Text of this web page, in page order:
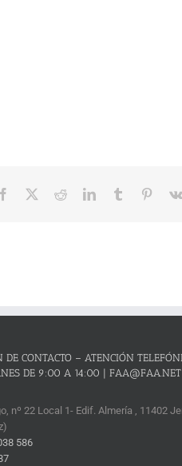
Facebook RedditLinkedInTumblr
DE CONTACTO – ATENCIÓN
DE 9:00 A 14:00 | FAA@FAA.NET
nº 22 Local 1- Edif. Almería , 11402
586